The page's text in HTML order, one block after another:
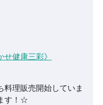
健康三彩》
理販売開始していま
す！☆